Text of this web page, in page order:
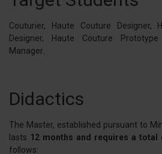
Couturier, Haute Couture Designer,
Designer, Haute Couture
Manager.
Didactics
The Master, established pursuant to
lasts 12 months and requires a total
follows: